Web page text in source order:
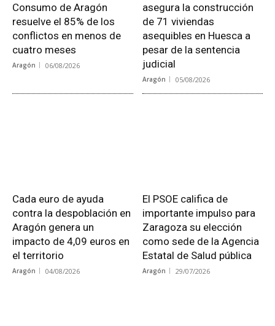
Consumo de Aragón
resuelve el 85% de los
conflictos en menos de
cuatro meses
Aragón 06/08/2026
asegura la construcción
de 71 viviendas
asequibles en Huesca a
pesar de la sentencia
judicial
Aragón 05/08/2026
Cada euro de ayuda
contra la despoblación en
Aragón genera un
impacto de 4,09 euros en
el territorio
Aragón 04/08/2026
El PSOE califica de
importante impulso para
Zaragoza su elección
como sede de la Agencia
Estatal de Salud pública
Aragón 29/07/2026